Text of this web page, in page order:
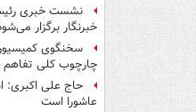
نشست خبری
خبرنگار برگزار
سخنگوی
چارچوب کلی
حاج علی اکبری:
عاشورا است